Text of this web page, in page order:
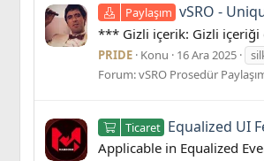
Paylaşım vSRO -
*** Gizli içerik: Gizli
PRIDE Konu 16 Ara 2025
Forum:vSRO Prosedür
Ticaret Equalized UI
Applicable in Equalized